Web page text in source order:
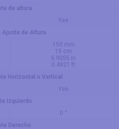
de altura
Yes
Ajuste de Altura
150 mm
15 cm
5.9055 in
0.4921 ft
Horizontal o Vertical
Yes
Izquierdo
0 °
Derecho